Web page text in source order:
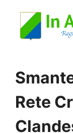
Rete